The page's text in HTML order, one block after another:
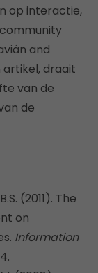
op interactie,
and
artikel, draait
van de
de
(2011). The
on
Information